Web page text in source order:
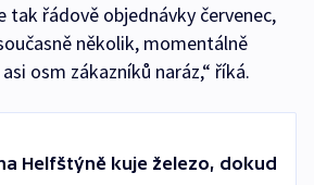
tak řádově objednávky červenec,
několik, momentálně
osm zákazníků naráz,“ říká.
Helfštýně kuje železo, dokud